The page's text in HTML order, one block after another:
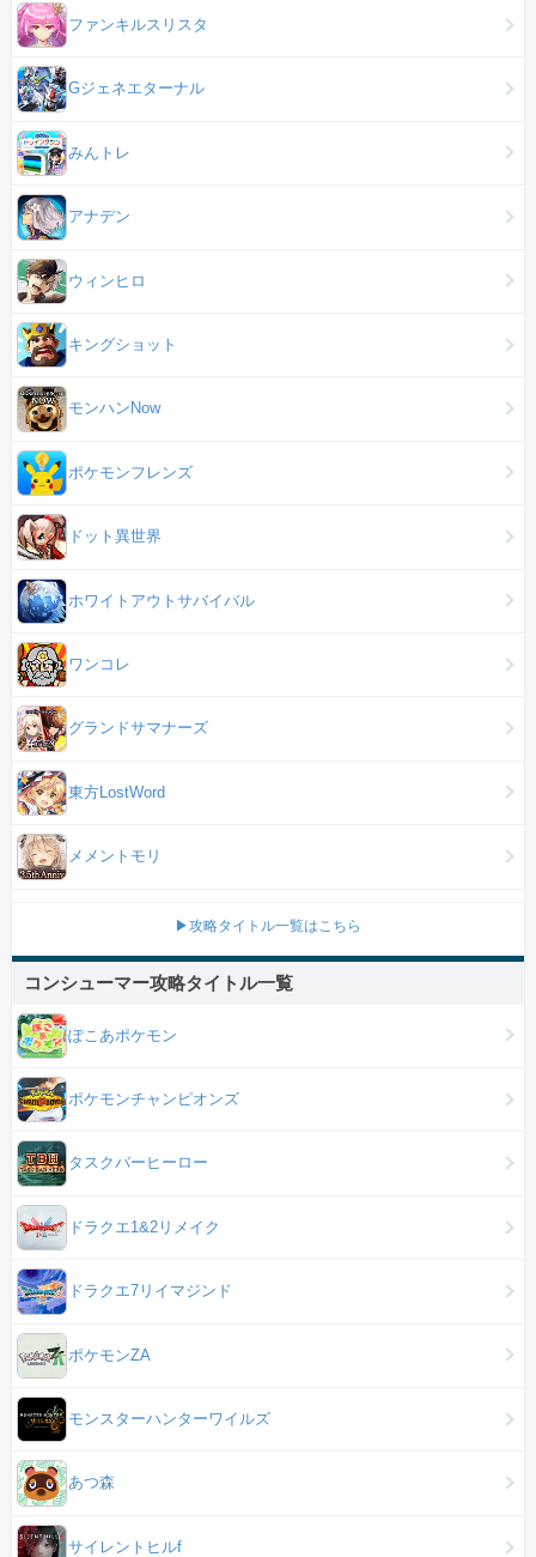
ファンキルスリスタ
Gジェネエターナル
みんトレ
アナデン
ウィンヒロ
キングショット
モンハンNow
ポケモンフレンズ
ドット異世界
ホワイトアウトサバイバル
ワンコレ
グランドサマナーズ
東方LostWord
メメントモリ
▶攻略タイトル一覧はこちら
コンシューマー攻略タイトル一覧
ぽこあポケモン
ポケモンチャンピオンズ
タスクバーヒーロー
ドラクエ1&2リメイク
ドラクエ7リイマジンド
ポケモンZA
モンスターハンターワイルズ
あつ森
サイレントヒルf